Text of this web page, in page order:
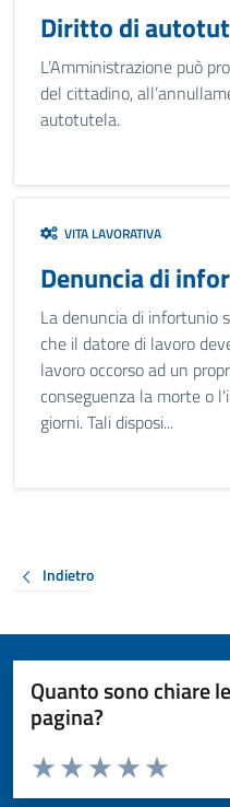
Diritto di
L’Amministrazione può
del cittadino,
autotutela.
VITA LAVORATIVA
Denuncia di
La denuncia di infortunio
che il datore di lavoro
lavoro occorso ad un
conseguenza la morte o
giorni. Tali disposi...
Indietro
Quanto sono chiare
pagina?
Valuta da 1 a 5 stelle la pagina
Valuta 5
Valuta 4 stelle
Valuta 3 stelle su 5
Valuta 2 stelle su 5
Valuta 1 stelle su 5